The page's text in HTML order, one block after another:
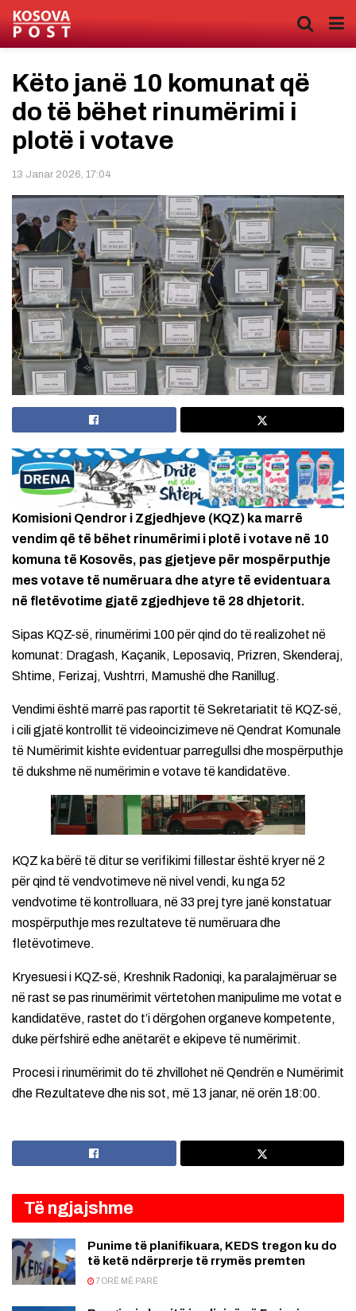
Këto janë 10 komunat që
do të bëhet rinumërimi i
plotë i votave
13 Janar 2026, 17:04
Komisioni Qendror i Zgjedhjeve (KQZ) ka marrë
vendim që të bëhet rinumërimi i plotë i votave në 10
komuna të Kosovës, pas gjetjeve për mospërputhje
mes votave të numëruara dhe atyre të evidentuara
në fletëvotime gjatë zgjedhjeve të 28 dhjetorit.
Sipas KQZ-së, rinumërimi 100 për qind do të realizohet në
komunat: Dragash, Kaçanik, Leposaviq, Prizren, Skenderaj,
Shtime, Ferizaj, Vushtrri, Mamushë dhe Ranillug.
Vendimi është marrë pas raportit të Sekretariatit të KQZ-së,
i cili gjatë kontrollit të videoincizimeve në Qendrat Komunale
të Numërimit kishte evidentuar parregullsi dhe mospërputhje
të dukshme në numërimin e votave të kandidatëve.
KQZ ka bërë të ditur se verifikimi fillestar është kryer në 2
për qind të vendvotimeve në nivel vendi, ku nga 52
vendvotime të kontrolluara, në 33 prej tyre janë konstatuar
mospërputhje mes rezultateve të numëruara dhe
fletëvotimeve.
Kryesuesi i KQZ-së, Kreshnik Radoniqi, ka paralajmëruar se
në rast se pas rinumërimit vërtetohen manipulime me votat e
kandidatëve, rastet do t’i dërgohen organeve kompetente,
duke përfshirë edhe anëtarët e ekipeve të numërimit.
Procesi i rinumërimit do të zhvillohet në Qendrën e Numërimit
dhe Rezultateve dhe nis sot, më 13 janar, në orën 18:00.
Të ngjajshme
Punime të planifikuara, KEDS tregon ku do
të ketë ndërprerje të rrymës premten
7 ORË MË PARË